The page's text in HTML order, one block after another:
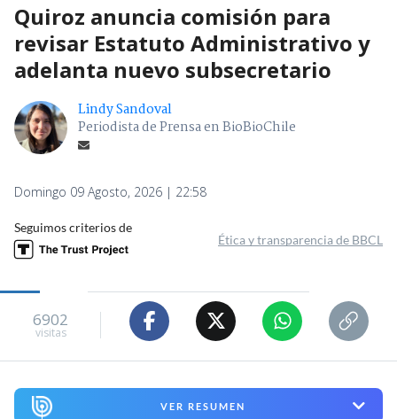
Quiroz anuncia comisión para
revisar Estatuto Administrativo y
adelanta nuevo subsecretario
Lindy Sandoval
Periodista de Prensa en BioBioChile
Domingo 09 Agosto, 2026 | 22:58
Seguimos criterios de
Ética y transparencia de BBCL
6902
visitas
VER RESUMEN